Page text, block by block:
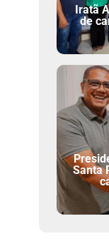
Iratã
de
Santa